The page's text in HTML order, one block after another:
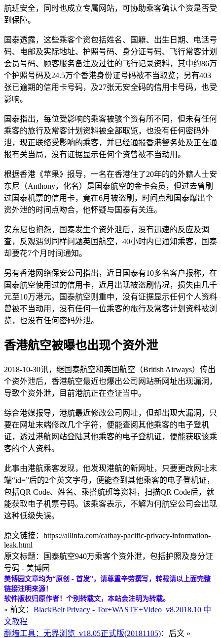
航班安全，同时也成立专属网站，可协助乘客确认个资是否受
到保障。
国泰透露，这些乘客个资包括姓名、国籍、出生日期、电话号
码、电邮及实际地址、护照号码、身分证号码、飞行常客计划
会员号码、顾客服务备注及过往的飞行记录资料，其中约86万
个护照号码及24.5万个香港身份证号码被不当取览；另有403
张已逾期的信用卡号码，及27张无安全码的信用卡号码，也受
影响。
国泰指出，每位受影响的乘客被骇个资有所不同，但未有任何
乘客的旅行及常客计划资料被全部取览，也没有任何密码外
泄，现正联络受影响的乘客，并已经通报香港警务处及正在通
报有关当局，没有证据显示任何个资曾被不当动用。
根据香港《苹果》报导，一名在香港住了20年的的外籍人士安
东尼（Anthony，化名）是国泰航空的金卡会员，但过去曾刷
过国泰机票的信用卡，竟在6月被盗刷，时间点和国泰爆出个
资外泄的时间点吻合，他怀疑与国泰有关连。
安东尼也抱怨，国泰发生个资外泄后，没有迅速的反应及调
查，反观遇到同样问题英国航空，40小时内已通知乘客，国泰
却要花7个月时间通知。
另有香港网络保安公司指出，近日国泰有10多名客户报称，在
国泰航空使用过的信用卡，近月出现被盗刷情况，损失由几千
元至10万港元。国泰航空则重申，没有证据显示任何个人资料
曾被不当动用，没有任何一位乘客的旅行及常客计划资料被浏
览，也没有任何密码外泄。
香港航空被曝也出现个资外泄
2018-10-30讯，继国泰航空和英国航空（British Airways）传出
个资外泄后，香港航空最近也爆出公司网站新网址出现漏洞，
导致个资外泄，目前港航正在查证当中。
综合港媒报导，港航最近修改公司网址，但却出现大漏洞，只
要在网址末端修改几个字符，便能查阅其他乘客的电子登机
证，透过港航网站登陆其他乘客的电子登机证，便能获取该乘
客的个人资料。
此事由港航乘客发现，他发现港航的新网址，只要更改网址末
端“id=”后的2个英文字母，便能查到其他乘客的电子登机证，
包括QR Code、姓名、乘搭航班等资料，扫描QR Code后，就
能获取电子机票号码。该乘客表示，不解为何航空公司会出现
这种低级失误。
原文链接：https://allinfa.com/cathay-pacific-privacy-information-
leak.html
原文标题：国泰航空940万乘客个资外泄，包括护照及身分证
号码 - 美博园
美博园文章均为“原创 - 首发”，请尊重辛劳撰写，转载请以上面完整
链接注明来源！
软件版权归原作者！个别转载文，本站会注明为转载。
« 前文： BlackBelt Privacy - Tor+WASTE+Video_v8.2018.10 中
文教程
翻墙工具：无界浏览_v18.05正式版(20181105)：后文 »